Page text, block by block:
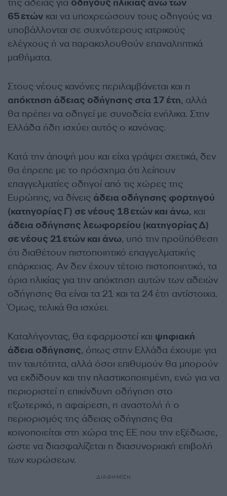
65 ετών και να υποχρεώσουν τους οδηγούς να
υποβάλλονται σε συχνότερους ιατρικούς
ελέγχους ή να παρακολουθούν επαναληπτικά
μαθήματα.
Στους νέους κανόνες περιλαμβάνεται και η
απόκτηση άδειας οδήγησης στα 17 έτη, αλλά
θα πρέπει να οδηγεί με συνοδεία ενήλικα. Στην
Ελλάδα ήδη ισχύει αυτός ο κανόνας.
Κατά την άποψή μου και είχα γράψει σχετικά, δεν
θα έπρεπε με το πρόσχημα ότι λείπουν
επαγγελματίες οδηγοί από τις χώρες της
Ευρώπης, να δίνεις άδεια οδήγησης φορτηγού
(κατηγορίας Γ) σε νέους 18 ετών και άνω, και
άδεια οδήγησης λεωφορείου (κατηγορίας Δ)
σε νέους 21 ετών και άνω, υπό την προϋπόθεση
ότι διαθέτουν πιστοποιητικό επαγγελματικής
επάρκειας. Αν δεν έχουν τέτοιο πιστοποιητικό, τα
όρια ηλικίας για την απόκτηση αυτών των αδειών
οδήγησης θα είναι τα 21 και τα 24 έτη αντίστοιχα.
Όμως, τελικά θα ισχύει.
Καταλήγοντας, θα εφαρμοστεί και ψηφιακή
άδεια οδήγησης, όπως στην Ελλάδα έχουμε για
την ταυτότητα, αλλά όσοι επιθυμούν θα μπορούν
να εκδίδουν και την πλαστικοποιημένη, ενώ για να
περιοριστεί η επικίνδυνη οδήγηση στο
εξωτερικό, η αφαίρεση, η αναστολή ή ο
περιορισμός της άδειας οδήγησης θα
κοινοποιείται στη χώρα της ΕΕ που την εξέδωσε,
ώστε να διασφαλίζεται η διασυνοριακή επιβολή
των κυρώσεων.
ΔΙΑΦΗΜΙΣΗ